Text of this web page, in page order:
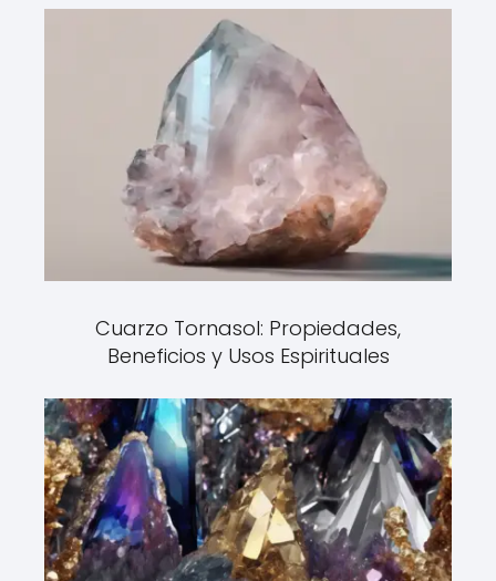
Cuarzo Tornasol: Propiedades,
Beneficios y Usos Espirituales